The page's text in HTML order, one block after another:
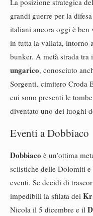
La posizione strategica
grandi guerre per la
italiani ancora oggi è ben
in tutta la vallata, intorno
bunker. A metà strada
ungarico, conosciuto
Sorgenti, cimitero Croda
cui sono presenti le
diventato uno dei luoghi
Eventi a Dobbiaco
Dobbiaco è un’ottima
sciistiche delle Dolomiti
eventi. Se decidi di
impedibili la sfilata dei
Nicola il 5 dicembre e il